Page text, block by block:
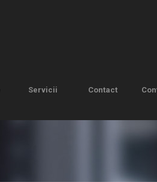
Servicii Contact